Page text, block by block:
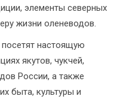
элементы северных
жизни оленеводов.
настоящую
якутов, чукчей,
России, а также
быта, культуры и